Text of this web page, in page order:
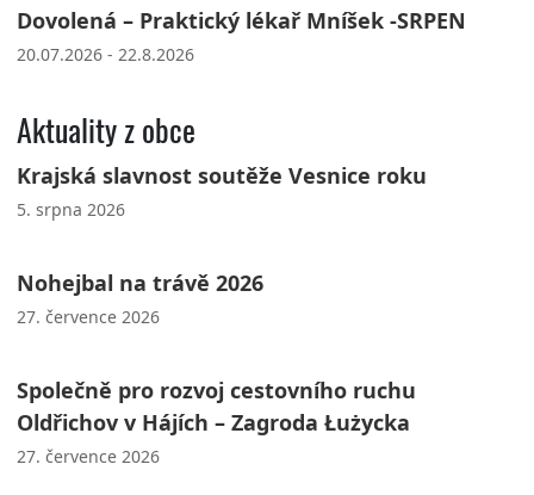
Dovolená – Praktický lékař Mníšek -SRPEN
20.07.2026 - 22.8.2026
Aktuality z obce
Krajská slavnost soutěže Vesnice roku
5. srpna 2026
Nohejbal na trávě 2026
27. července 2026
Společně pro rozvoj cestovního ruchu
Oldřichov v Hájích – Zagroda Łużycka
27. července 2026